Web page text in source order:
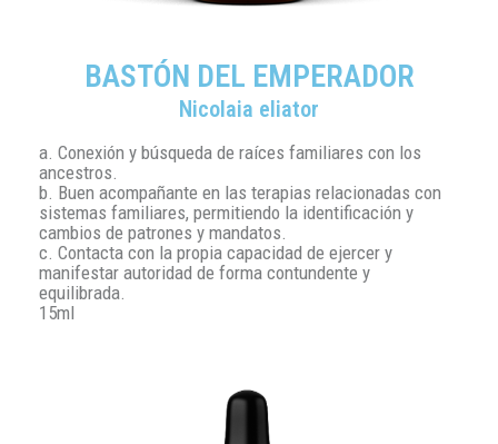
BASTÓN DEL EMPERADOR
Nicolaia eliator
a. Conexión y búsqueda de raíces familiares con los
ancestros.
b. Buen acompañante en las terapias relacionadas con
sistemas familiares, permitiendo la identificación y
cambios de patrones y mandatos.
c. Contacta con la propia capacidad de ejercer y
manifestar autoridad de forma contundente y
equilibrada.
15ml